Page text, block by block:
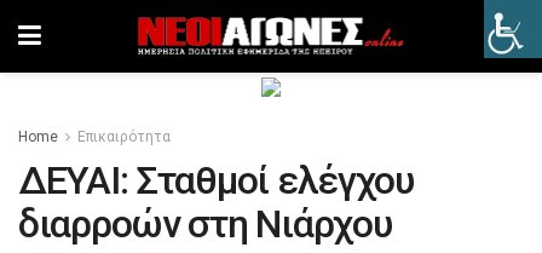
Home Επικαιρότητα
ΔΕΥΑΙ: Σταθμοί ελέγχου
διαρροών στη Νιάρχου